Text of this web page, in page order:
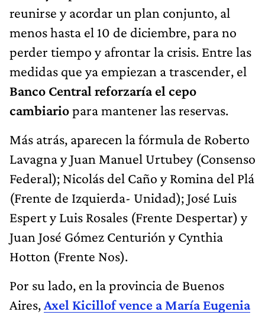
reunirse y acordar un plan conjunto, al
menos hasta el 10 de diciembre, para no
perder tiempo y afrontar la crisis. Entre las
medidas que ya empiezan a trascender, el
Banco Central reforzaría el cepo
cambiariopara mantener las reservas.
Más atrás, aparecen la fórmula de Roberto
Lavagna y Juan Manuel Urtubey (Consenso
Federal); Nicolás del Caño y Romina del Plá
(Frente de Izquierda- Unidad); José Luis
Espert y Luis Rosales (Frente Despertar) y
Juan José Gómez Centurión y Cynthia
Hotton (Frente Nos).
Por su lado, en la provincia de Buenos
Aires,Axel Kicillof vence a María Eugenia